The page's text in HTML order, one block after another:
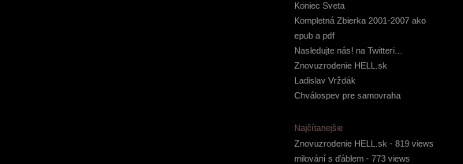
Koniec Sveta
Kompletná Zbierka 2001-2007 ako
epub a pdf
Nasledujte nás! na Twitteri…
Znovuzrodenie HELL.sk
Ladislav Vrždák
Chválospev pre samovraha
Najčítanejšie
Znovuzrodenie HELL.sk - 819 views
milování s ďáblem - 773 views